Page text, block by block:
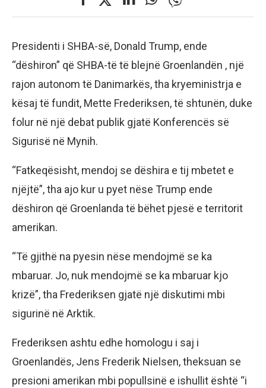
Presidenti i SHBA-së, Donald Trump, ende
“dëshiron” që SHBA-të të blejnë Groenlandën , një
rajon autonom të Danimarkës, tha kryeministrja e
kësaj të fundit, Mette Frederiksen, të shtunën, duke
folur në një debat publik gjatë Konferencës së
Sigurisë në Mynih.
“Fatkeqësisht, mendoj se dëshira e tij mbetet e
njëjtë”, tha ajo kur u pyet nëse Trump ende
dëshiron që Groenlanda të bëhet pjesë e territorit
amerikan.
“Të gjithë na pyesin nëse mendojmë se ka
mbaruar. Jo, nuk mendojmë se ka mbaruar kjo
krizë”, tha Frederiksen gjatë një diskutimi mbi
sigurinë në Arktik.
Frederiksen ashtu edhe homologu i saj i
Groenlandës, Jens Frederik Nielsen, theksuan se
presioni amerikan mbi popullsinë e ishullit është “i